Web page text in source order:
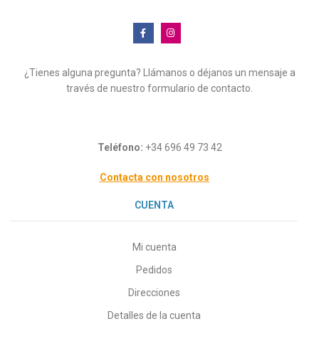
¿Tienes alguna pregunta? Llámanos o déjanos un mensaje a
través de nuestro formulario de contacto.
Teléfono: +34 696 49 73 42
Contacta con nosotros
CUENTA
Mi cuenta
Pedidos
Direcciones
Detalles de la cuenta